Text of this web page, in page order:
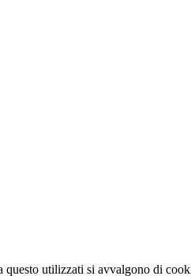
questo utilizzati si avvalgono di